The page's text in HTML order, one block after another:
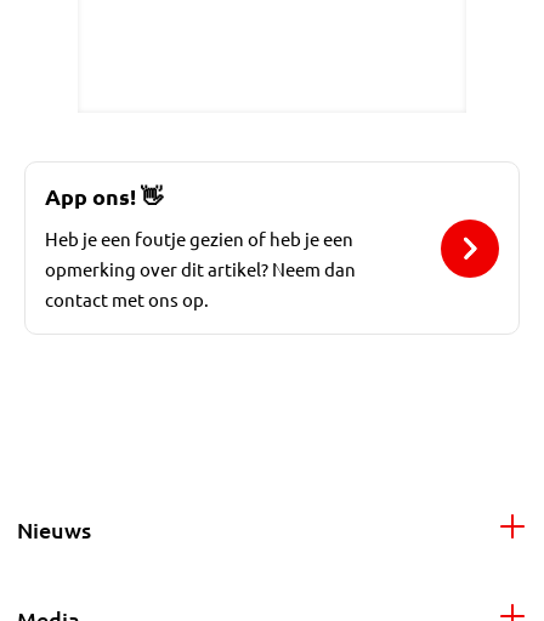
App ons!👋
Heb je een foutje gezien of heb je een
opmerking over dit artikel? Neem dan
contact met ons op.
Nieuws